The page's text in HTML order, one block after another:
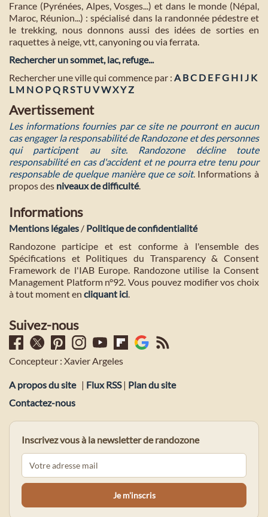
France (Pyrénées, Alpes, Vosges...) et dans le monde (Népal,
Maroc, Réunion...) : spécialisé dans la randonnée pédestre et
le trekking, nous donnons aussi des idées de sorties en
raquettes à neige, vtt, canyoning ou via ferrata.
Rechercher un sommet, lac, refuge...
Rechercher une ville qui commence par : A BC D E FG H I J K
L M NO PQ RST U VWXYZ
Avertissement
Les informations fournies par ce site ne pourront en aucun
cas engager la responsabilité de Randozone et des personnes
qui participent au site. Randozone décline toute
responsabilité en cas d'accident et ne pourra etre tenu pour
responsable de quelque manière que ce soit. Informations à
propos des niveaux de difficulté.
Informations
Mentions légales / Politique de confidentialité
Randozone participe et est conforme à l'ensemble des
Spécifications et Politiques du Transparency & Consent
Framework de l'IAB Europe. Randozone utilise la Consent
Management Platform n°92. Vous pouvez modifier vos choix
à tout moment en cliquant ici.
Suivez-nous
Concepteur : Xavier Argeles
A propos du site | Flux RSS| Plan du site
Contactez-nous
Inscrivez vous à la newsletter de randozone